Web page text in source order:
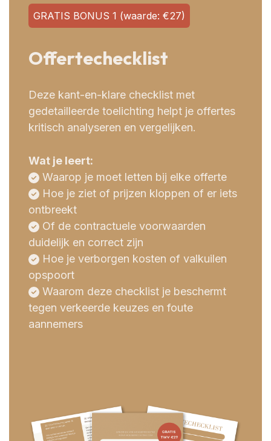
GRATIS BONUS 1 (waarde: €27)
Offertechecklist
Deze kant-en-klare checklist met
gedetailleerde toelichting helpt je offertes
kritisch analyseren en vergelijken.
Wat je leert:
Waarop je moet letten bij elke offerte
Hoe je ziet of prijzen kloppen of er iets
ontbreekt
Of de contractuele voorwaarden
duidelijk en correct zijn
Hoe je verborgen kosten of valkuilen
opspoort
Waarom deze checklist je beschermt
tegen verkeerde keuzes en foute
aannemers